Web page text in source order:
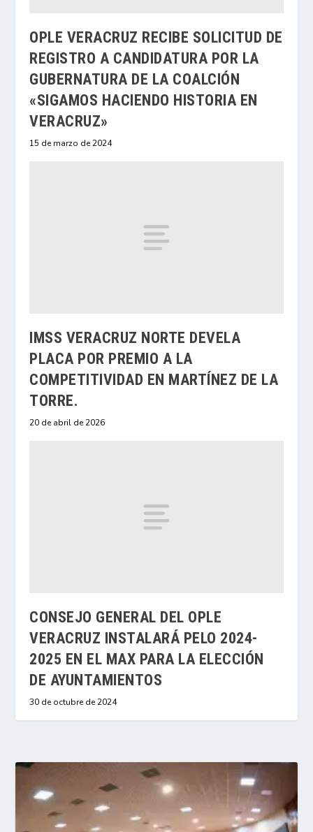
OPLE VERACRUZ RECIBE SOLICITUD DE
REGISTRO A CANDIDATURA POR LA
GUBERNATURA DE LA COALCIÓN
«SIGAMOS HACIENDO HISTORIA EN
VERACRUZ»
15 de marzo de 2024
IMSS VERACRUZ NORTE DEVELA
PLACA POR PREMIO A LA
COMPETITIVIDAD EN MARTÍNEZ DE LA
TORRE.
20 de abril de 2026
CONSEJO GENERAL DEL OPLE
VERACRUZ INSTALARÁ PELO 2024-
2025 EN EL MAX PARA LA ELECCIÓN
DE AYUNTAMIENTOS
30 de octubre de 2024